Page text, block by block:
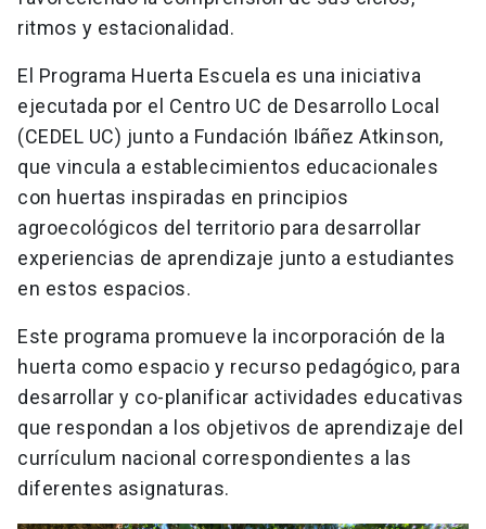
ritmos y estacionalidad.
El Programa Huerta Escuela es una iniciativa
ejecutada por el Centro UC de Desarrollo Local
(CEDEL UC) junto a Fundación Ibáñez Atkinson,
que vincula a establecimientos educacionales
con huertas inspiradas en principios
agroecológicos del territorio para desarrollar
experiencias de aprendizaje junto a estudiantes
en estos espacios.
Este programa promueve la incorporación de la
huerta como espacio y recurso pedagógico, para
desarrollar y co-planificar actividades educativas
que respondan a los objetivos de aprendizaje del
currículum nacional correspondientes a las
diferentes asignaturas.